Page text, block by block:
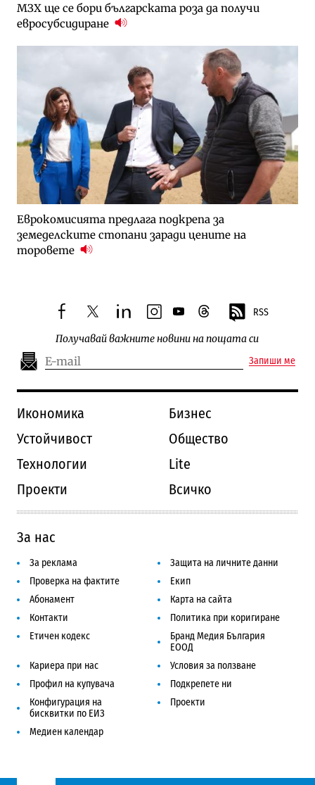
МЗХ ще се бори българската роза да получи
евросубсидиране
Еврокомисията предлага подкрепа за
земеделските стопани заради цените на
торовете
facebooktwitterlinkedininstagram
youtubethreads RSS
Получавай важните новини на пощата си
Запиши ме
Икономика
Бизнес
Устойчивост
Общество
Технологии
Lite
Проекти
Всичко
За нас
За реклама
Защита на личните данни
Проверка на фактите
Екип
Абонамент
Карта на сайта
Контакти
Политика при коригиране
Етичен кодекс
Бранд Медия България
ЕООД
Кариера при нас
Условия за ползване
Профил на купувача
Подкрепете ни
Конфигурация на
бисквитки по ЕИЗ
Проекти
Медиен календар